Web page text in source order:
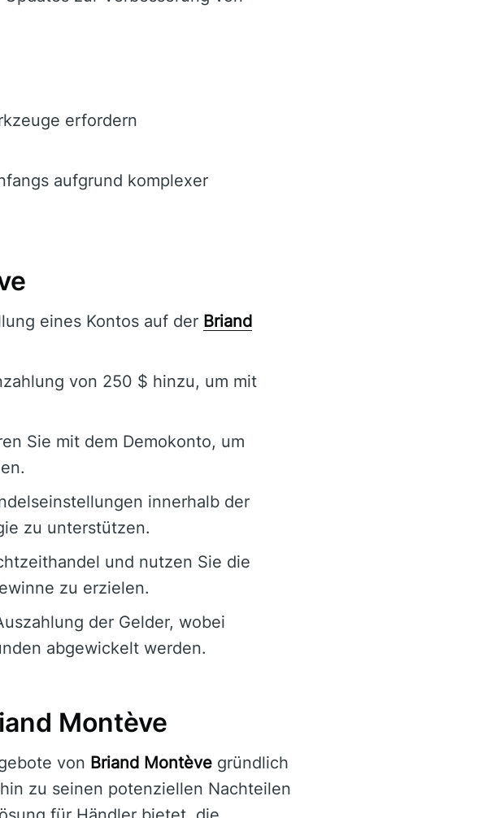
erfordern
aufgrund komplexer
eines Kontos auf der Briand
von 250 $ hinzu, um mit
Sie mit dem Demokonto, um
innerhalb der
zu unterstützen.
und nutzen Sie die
zu erzielen.
der Gelder, wobei
abgewickelt werden.
Montève
von Briand Montève gründlich
zu seinen potenziellen Nachteilen